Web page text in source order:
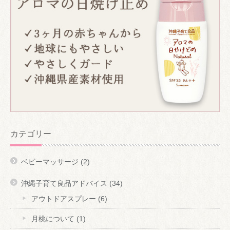
カテゴリー
ベビーマッサージ (2)
沖縄子育て良品アドバイス (34)
アウトドアスプレー (6)
月桃について (1)